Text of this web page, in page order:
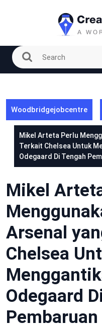
Woodbridgejobcentre
Mikel Arteta Perlu
Terkait Chelsea Untuk
Odegaard Di Tengah
Mikel
Arsenal
Chelsea
Odegaard
Pembaruan